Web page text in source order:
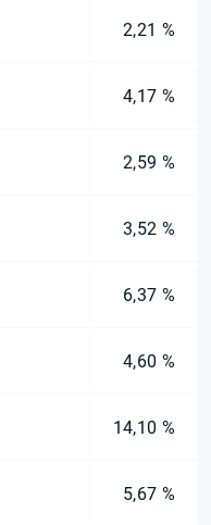
2,21 %
4,17 %
2,59 %
3,52 %
6,37 %
4,60 %
14,10 %
5,67 %